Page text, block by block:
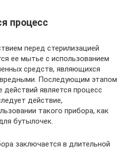
процесс
перед стерилизацией
ее мытье с использованием
средств, являющихся
Последующим этапом
действий является процесс
действие,
такого прибора, как
бутылочек.
заключается в длительной